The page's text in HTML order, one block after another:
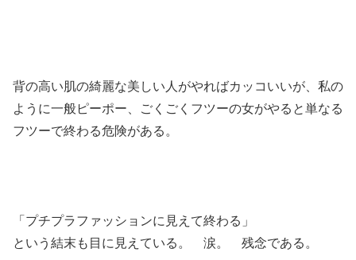
背の高い肌の綺麗な美しい人がやればカッコいいが、私の
ように一般ピーポー、ごくごくフツーの女がやると単なる
フツーで終わる危険がある。
「プチプラファッションに見えて終わる」
という結末も目に見えている。 涙。 残念である。